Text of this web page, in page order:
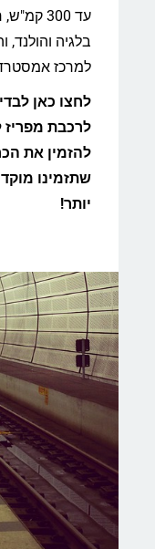
עד 300
בלגיה והולנד,
למרכז
לחצו כאן
לרכבת מפריז
להזמין את
שתזמינו
יותר!